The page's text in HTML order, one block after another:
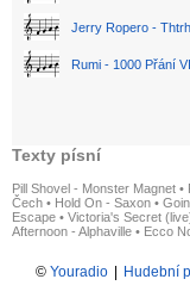
Jerry Ropero - Thtrh
Rumi - 1000 Přání
Texty písní
Pill Shovel - Monster Magnet •
Čech • Hold On - Saxon •
Escape • Victoria's Secret
Afternoon - Alphaville • Ecco
© Youradio Hudební